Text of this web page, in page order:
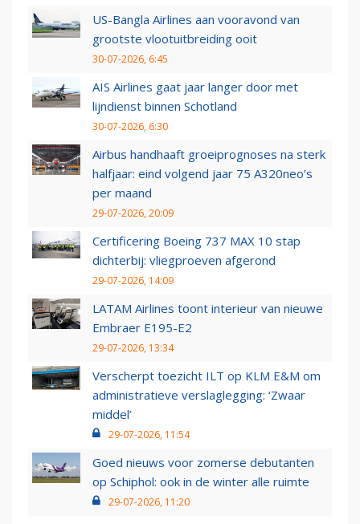
US-Bangla Airlines aan vooravond van
grootste vlootuitbreiding ooit
30-07-2026, 6:45
AIS Airlines gaat jaar langer door met
lijndienst binnen Schotland
30-07-2026, 6:30
Airbus handhaaft groeiprognoses na sterk
halfjaar: eind volgend jaar 75 A320neo’s
per maand
29-07-2026, 20:09
Certificering Boeing 737 MAX 10 stap
dichterbij: vliegproeven afgerond
29-07-2026, 14:09
LATAM Airlines toont interieur van nieuwe
Embraer E195-E2
29-07-2026, 13:34
Verscherpt toezicht ILT op KLM E&M om
administratieve verslaglegging: ‘Zwaar
middel’
29-07-2026, 11:54
Goed nieuws voor zomerse debutanten
op Schiphol: ook in de winter alle ruimte
29-07-2026, 11:20